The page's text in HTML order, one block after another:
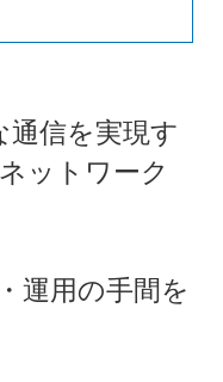
通信を実現す
ットワーク
運用の手間を